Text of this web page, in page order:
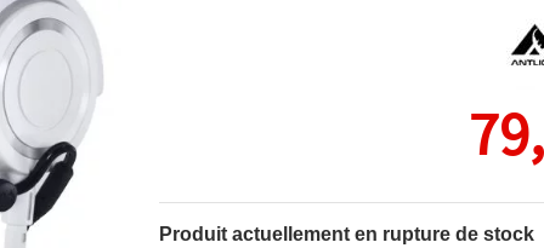
Produit actuellement en rupture de stock